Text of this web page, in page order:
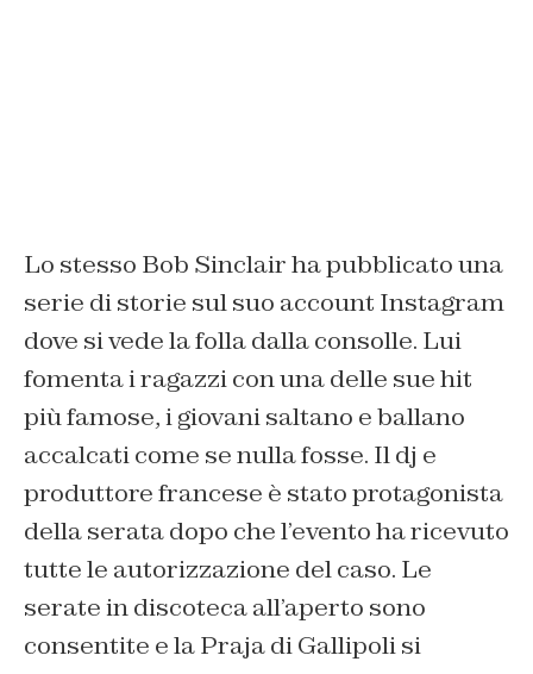
Lo stesso Bob Sinclair ha pubblicato una
serie di storie sul suo account Instagram
dove si vede la folla dalla consolle. Lui
fomenta i ragazzi con una delle sue hit
più famose, i giovani saltano e ballano
accalcati come se nulla fosse. Il dj e
produttore francese è stato protagonista
della serata dopo che l’evento ha ricevuto
tutte le autorizzazione del caso. Le
serate in discoteca all’aperto sono
consentite e la Praja di Gallipoli si